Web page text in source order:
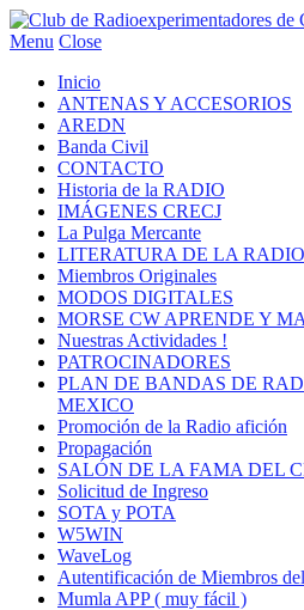
Menu Close
Inicio
ANTENAS Y ACCESORIOS
AREDN
Banda Civil
CONTACTO
Historia de la RADIO
IMÁGENES CRECJ
La Pulga Mercante
LITERATURA DE LA RADIO
Miembros Originales
MODOS DIGITALES
MORSE CW APRENDE Y
Nuestras Actividades !
PATROCINADORES
PLAN DE BANDAS DE
MEXICO
Promoción de la Radio afición
Propagación
SALÓN DE LA FAMA DEL
Solicitud de Ingreso
SOTA y POTA
W5WIN
WaveLog
Autentificación de Miembros
Mumla APP ( muy fácil )